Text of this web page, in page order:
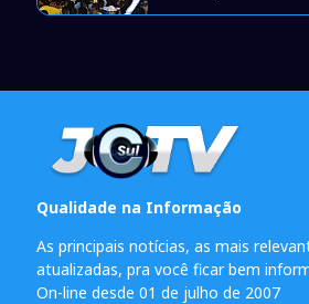
Qualidade na Informação
As principais notícias, as mais
atualizadas, pra você ficar bem
On-line desde 01 de julho de 2007